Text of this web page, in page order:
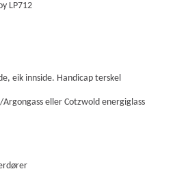
LP712
eik innside. Handicap terskel
eller Cotzwold energiglass